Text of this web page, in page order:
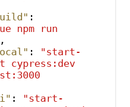
:
npm run
,
:
"start-
cypress:dev
:
"start-